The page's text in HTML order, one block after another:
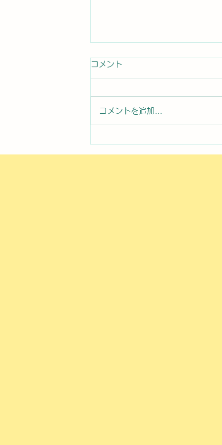
2026年8月7日曜日「のぼか
コメント
コメントを追加…